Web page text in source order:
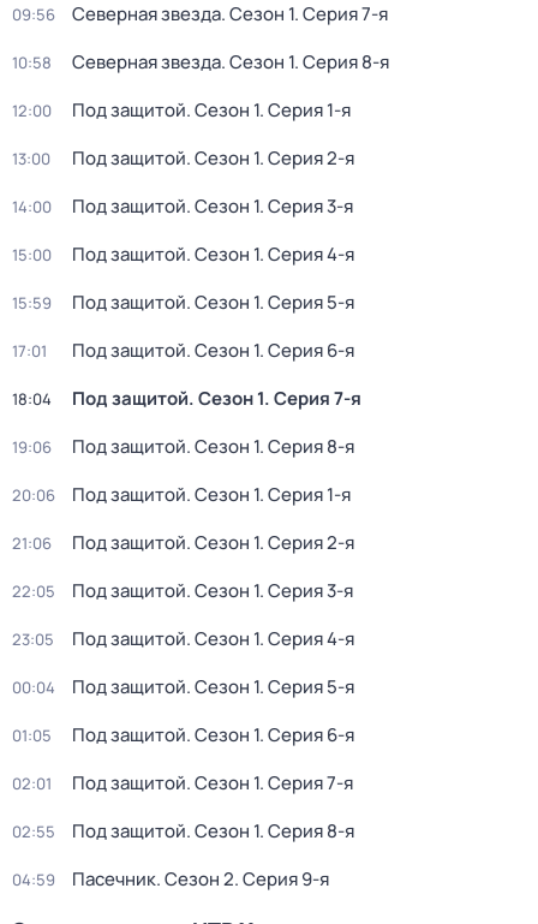
09:56 Северная звезда. Сезон 1. Серия 7-я
10:58 Северная звезда. Сезон 1. Серия 8-я
12:00 Под защитой. Сезон 1. Серия 1-я
13:00 Под защитой. Сезон 1. Серия 2-я
14:00 Под защитой. Сезон 1. Серия 3-я
15:00 Под защитой. Сезон 1. Серия 4-я
15:59 Под защитой. Сезон 1. Серия 5-я
17:01 Под защитой. Сезон 1. Серия 6-я
18:04 Под защитой. Сезон 1. Серия 7-я
19:06 Под защитой. Сезон 1. Серия 8-я
20:06 Под защитой. Сезон 1. Серия 1-я
21:06 Под защитой. Сезон 1. Серия 2-я
22:05 Под защитой. Сезон 1. Серия 3-я
23:05 Под защитой. Сезон 1. Серия 4-я
00:04 Под защитой. Сезон 1. Серия 5-я
01:05 Под защитой. Сезон 1. Серия 6-я
02:01 Под защитой. Сезон 1. Серия 7-я
02:55 Под защитой. Сезон 1. Серия 8-я
04:59 Пасечник. Сезон 2. Серия 9-я